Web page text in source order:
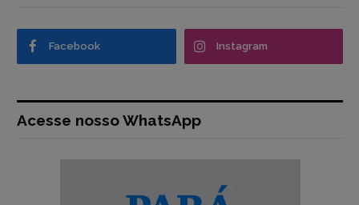
Facebook Instagram
Acesse nosso WhatsApp